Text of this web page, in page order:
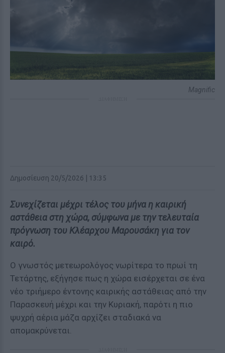
Magnific
Δημοσίευση 20/5/2026 | 13:35
Συνεχίζεται μέχρι τέλος του μήνα η καιρική
αστάθεια στη χώρα, σύμφωνα με την τελευταία
πρόγνωση του Κλέαρχου Μαρουσάκη για τον
καιρό.
Ο γνωστός μετεωρολόγος νωρίτερα το πρωί τη
Τετάρτης, εξήγησε πως η χώρα εισέρχεται σε ένα
νέο τριήμερο έντονης καιρικής αστάθειας από την
Παρασκευή μέχρι και την Κυριακή, παρότι η πιο
ψυχρή αέρια μάζα αρχίζει σταδιακά να
απομακρύνεται.